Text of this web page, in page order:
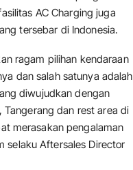
AC Charging juga
tersebar di Indonesia.
ragam pilihan kendaraan
dan salah satunya adalah
diwujudkan dengan
dan rest area di
merasakan pengalaman
selaku Aftersales Director